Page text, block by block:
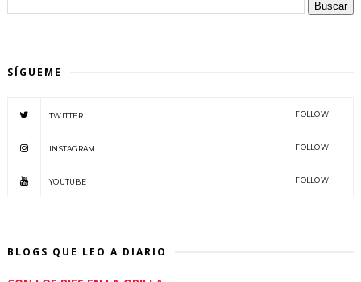
SÍGUEME
TWITTER FOLLOW
INSTAGRAM FOLLOW
YOUTUBE FOLLOW
BLOGS QUE LEO A DIARIO